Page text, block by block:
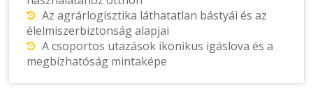
Az agrárlogisztika láthatatlan bástyái és az
élelmiszerbiztonság alapjai
A csoportos utazások ikonikus igáslova és a
megbízhatóság mintaképe